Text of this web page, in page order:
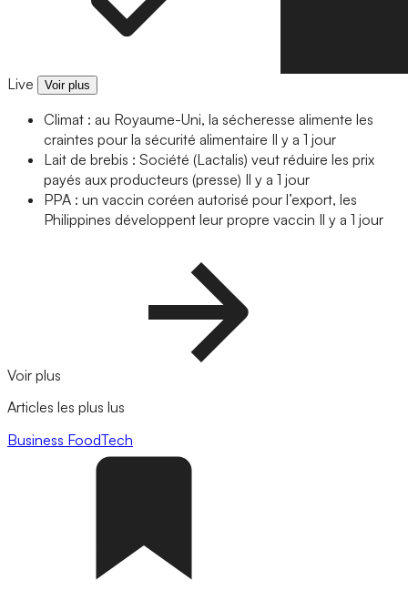
Live Voir plus
Climat : au Royaume-Uni, la sécheresse alimente les
craintes pour la sécurité alimentaire Il y a 1 jour
Lait de brebis : Société (Lactalis) veut réduire les prix
payés aux producteurs (presse) Il y a 1 jour
PPA : un vaccin coréen autorisé pour l’export, les
Philippines développent leur propre vaccin Il y a 1 jour
Voir plus
Articles les plus lus
Business FoodTech